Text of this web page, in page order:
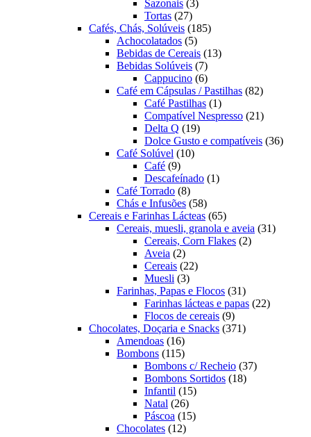
produto
Sazonais 33
Tortas 2727
produtos
Cafés, Chás, Solúveis 185185
Achocolatados 55
produtos
Bebidas de Cereais 1313
Bebidas Solúveis 77
produtos
Cappucino 66
produtos
Café em Cápsulas / Pastilhas 8282
Café Pastilhas 11
produto
Compatível Nespresso 2121
Delta Q 1919
produtos
Dolce Gusto e compatíveis 3636
Café Solúvel 1010
Café 99
produtos
Descafeínado 11
Café Torrado 88
produtos
Chás e Infusões 5858
produtos
Cereais e Farinhas Lácteas 6565
produtos
Cereais, muesli, granola e aveia 3131
Cereais, Corn Flakes 22
Aveia 22
produtos
Cereais 2222
Muesli 33
produtos
Farinhas, Papas e Flocos 3131
produtos
Farinhas lácteas e papas 2222
Flocos de cereais 99
produtos
Chocolates, Doçaria e Snacks 371371
Amendoas 1616
produtos
Bombons 115115
produtos
Bombons c/ Recheio 3737
Bombons Sortidos 1818
Infantil 1515
Natal 2626
produtos
Páscoa 1515
Chocolates 1212